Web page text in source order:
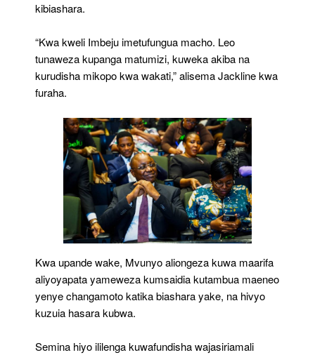
kibiashara.
“Kwa kweli Imbeju imetufungua macho. Leo
tunaweza kupanga matumizi, kuweka akiba na
kurudisha mikopo kwa wakati,” alisema Jackline kwa
furaha.
Kwa upande wake, Mvunyo aliongeza kuwa maarifa
aliyoyapata yameweza kumsaidia kutambua maeneo
yenye changamoto katika biashara yake, na hivyo
kuzuia hasara kubwa.
Semina hiyo ililenga kuwafundisha wajasiriamali